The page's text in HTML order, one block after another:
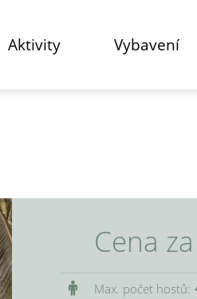
Aktivity Vybavení
Cena
Max. počet hostů: